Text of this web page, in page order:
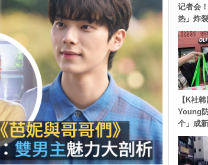
记者会
热」炸
【K社
Young
个」成